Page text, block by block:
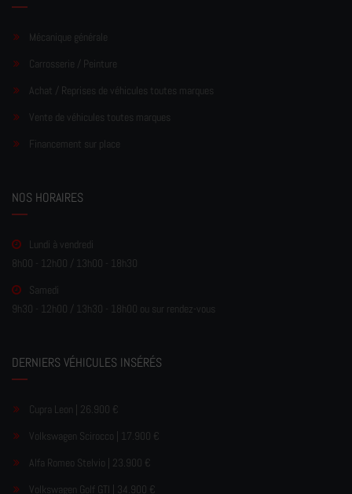
Mécanique générale
Carrosserie / Peinture
Achat / Reprises de véhicules toutes marques
Vente de véhicules toutes marques
Financement sur place
NOS HORAIRES
Lundi à vendredi
8h00 - 12h00 / 13h00 - 18h30
Samedi
9h30 - 12h00 / 13h30 - 18h00 ou sur rendez-vous
DERNIERS VÉHICULES INSÉRÉS
Cupra Leon | 26.900 €
Volkswagen Scirocco | 17.900 €
Alfa Romeo Stelvio | 23.900 €
Volkswagen Golf GTI | 34.900 €